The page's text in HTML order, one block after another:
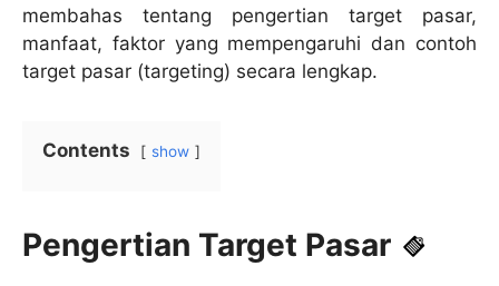
membahas tentang pengertian target pasar,
manfaat, faktor yang mempengaruhi dan contoh
target pasar (targeting) secara lengkap.
Contents show
Pengertian Target Pasar